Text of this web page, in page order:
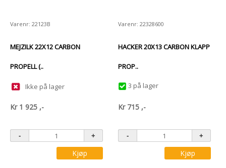
Varenr: 22123B
MEJZILK 22X12 CARBON
PROPELL (..
Ikke på lager
Kr 1 925 ,-
Kjøp
Varenr: 22328600
HACKER 20X13 CARBON KLAPP
PROP..
3 på lager
Kr 715 ,-
Kjøp